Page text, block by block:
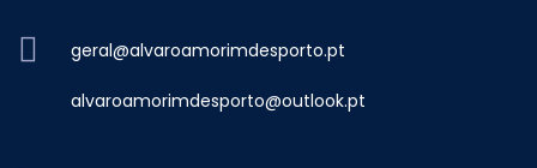
geral@alvaroamorimdesporto.pt
alvaroamorimdesporto@outlook.pt